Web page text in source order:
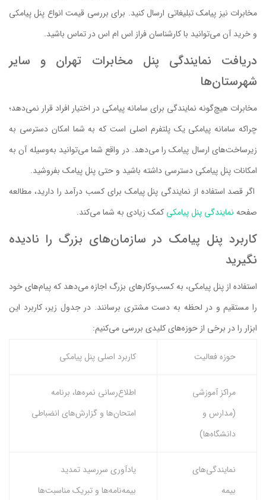
مخابرات نیز پیامک تبلیغاتی ارسال کنید. برای بررسی قیمت انواع پنل پیامکی
و خرید آن می‌توانید با کارشناسان فراز اس ام اس در تماس باشید.
دریافت نمایندگی پنل مخابرات تهران و سایر
شهرستان‌ها
مخابرات هیچ‌گونه نمایندگی برای سامانه پیامکی در اختیار افراد قرار نمی‌دهد؛
چراکه سامانه پیامکی یک پلتفرم اصلی است که به شما امکان دسترسی به
زیرساخت‌های ارسال پیامک را می‌دهد. در واقع شما می‌توانید به‌وسیله آن به
امکانات پنل پیامکی دسترسی داشته باشید و حتی پنل پیامک بفروشید.
اگر قصد استفاده از نمایندگی پنل پیامک برای کسب درآمد را دارید، مطالعه
صفحه نمایندگی پنل پیامکی کمک زیادی به شما می‌کند.
کاربرد پنل پیامک در سازمان‌های بزرگ را نادیده
نگیرید
استفاده از پنل پیامکی، به کسب‌وکارهای بزرگ اجازه می‌دهد که پیام‌های خود
را مستقیم و در لحظه به دست مشتری برسانند. در جدول زیر، کاربرد این
ابزار را در برخی از حوزه‌های کلیدی بررسی می‌کنیم:
حوزه فعالیت کاربرد اصلی پنل پیامکی
مراکز آموزشی
(مدارس و
دانشگاه‌ها)
اطلاع‌رسانی نمره‌ها، برنامه
امتحان‌ها و گزارش‌های انضباطی
نمایندگی‌های
بیمه
یادآوری سررسید تمدید
بیمه‌نامه‌ها و تبریک مناسبت‌ها